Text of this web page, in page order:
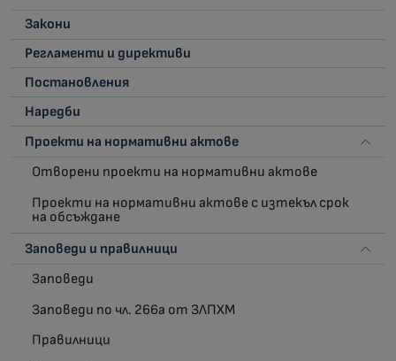
Закони
Регламенти и директиви
Постановления
Наредби
Проекти на нормативни актове
Отворени проекти на нормативни актове
Проекти на нормативни актове с изтекъл срок
на обсъждане
Заповеди и правилници
Заповеди
Заповеди по чл. 266а от ЗЛПХМ
Правилници